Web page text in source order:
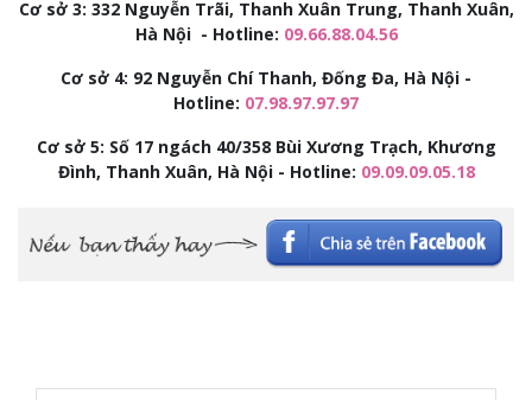
Cơ sở 3: 332 Nguyễn Trãi, Thanh Xuân Trung, Thanh Xuân,
Hà Nội - Hotline: 09.66.88.04.56
Cơ sở 4: 92 Nguyễn Chí Thanh, Đống Đa, Hà Nội -
Hotline: 07.98.97.97.97
Cơ sở 5: Số 17 ngách 40/358 Bùi Xương Trạch, Khương
Đình, Thanh Xuân, Hà Nội - Hotline: 09.09.09.05.18